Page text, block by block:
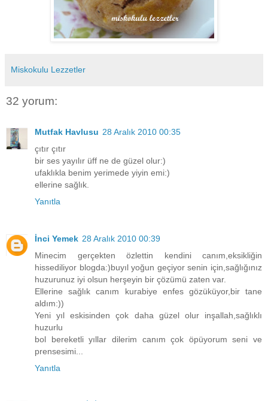
Miskokulu Lezzetler
32 yorum:
Mutfak Havlusu 28 Aralık 2010 00:35
çıtır çıtır
bir ses yayılır üff ne de güzel olur:)
ufaklıkla benim yerimede yiyin emi:)
ellerine sağlık.
Yanıtla
İnci Yemek 28 Aralık 2010 00:39
Minecim gerçekten özlettin kendini canım,eksikliğin
hissediliyor blogda:)buyıl yoğun geçiyor senin için,sağlığınız
huzurunuz iyi olsun herşeyin bir çözümü zaten var.
Ellerine sağlık canım kurabiye enfes gözüküyor,bir tane
aldım:))
Yeni yıl eskisinden çok daha güzel olur inşallah,sağlıklı
huzurlu
bol bereketli yıllar dilerim canım çok öpüyorum seni ve
prensesimi...
Yanıtla